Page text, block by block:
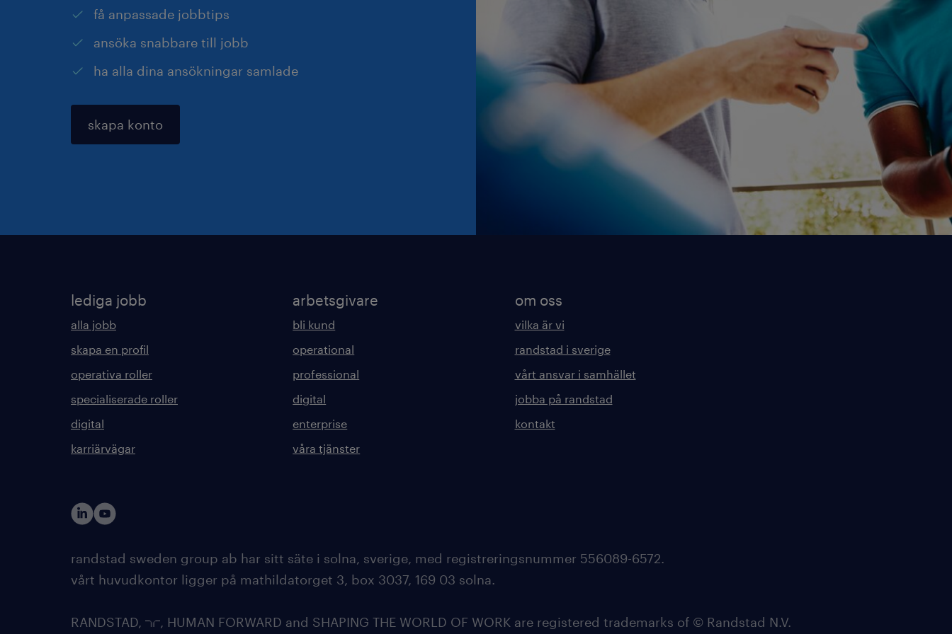
få anpassade jobbtips
ansöka snabbare till jobb
ha alla dina ansökningar samlade
skapa konto
lediga jobb
alla jobb
skapa en profil
operativa roller
specialiserade roller
digital
karriärvägar
arbetsgivare
bli kund
operational
professional
digital
enterprise
våra tjänster
om oss
vilka är vi
randstad i sverige
vårt ansvar i samhället
jobba på randstad
kontakt
randstad sweden group ab har sitt säte i solna, sverige, med registreringsnummer 556089-6572.
vårt huvudkontor ligger på mathildatorget 3, box 3037, 169 03 solna.
RANDSTAD, , HUMAN FORWARD and SHAPING THE WORLD OF WORK are registered trademarks of © Randstad N.V.